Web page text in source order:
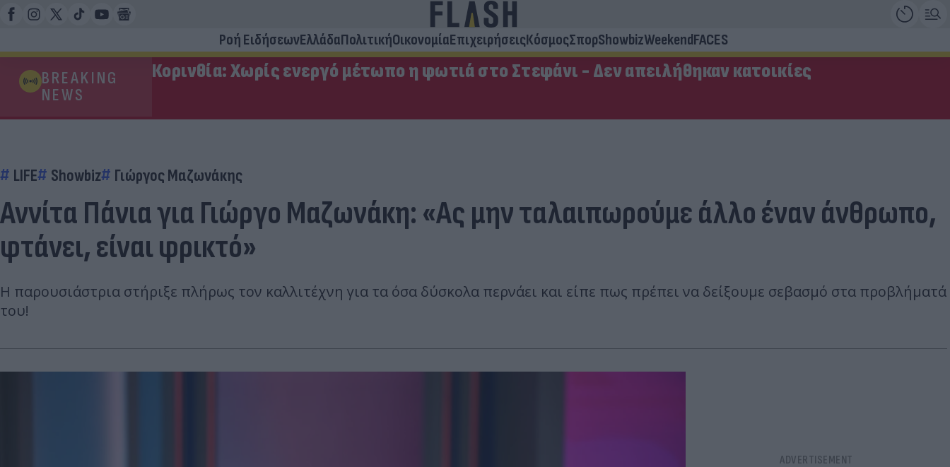
Ροή ΕιδήσεωνΕλλάδαΠολιτικήΟικονομίαΕπιχειρήσειςΚόσμοςΣπορShowbizWeekendFACES
BREAKING
NEWS
Κορινθία: Χωρίς ενεργό μέτωπο η φωτιά στο Στεφάνι - Δεν απειλήθηκαν κατοικίες
LIFE Showbiz Γιώργος Μαζωνάκης
Αννίτα Πάνια για Γιώργο Μαζωνάκη: «Ας μην ταλαιπωρούμε άλλο έναν άνθρωπο,
φτάνει, είναι φρικτό»
Η παρουσιάστρια στήριξε πλήρως τον καλλιτέχνη για τα όσα δύσκολα περνάει και είπε πως πρέπει να δείξουμε σεβασμό στα προβλήματά
του!